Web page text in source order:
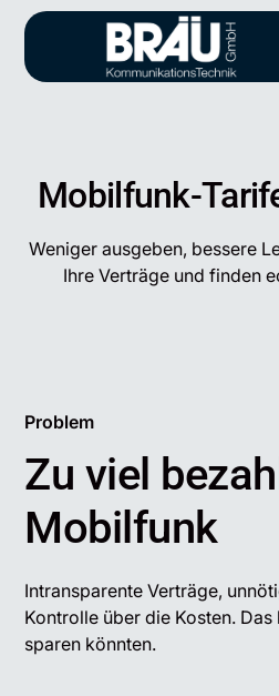
Mobilfunk-
Weniger ausgeben, bessere
Ihre Verträge und finden
Problem
Zu viel
Mobilfunk
Intransparente Verträge,
Kontrolle über die Kosten.
sparen könnten.